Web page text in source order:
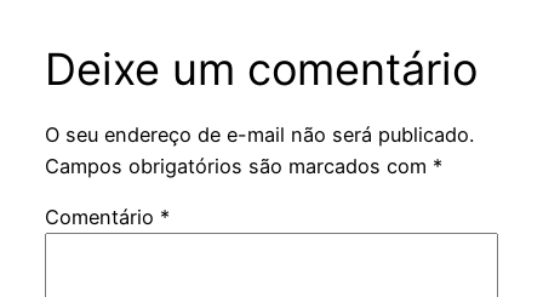
Deixe um comentário
O seu endereço de e-mail não será publicado.
Campos obrigatórios são marcados com *
Comentário *